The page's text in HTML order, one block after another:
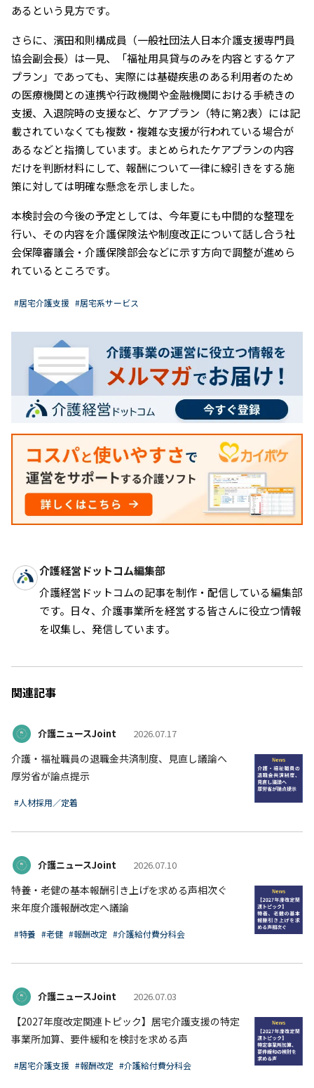
あるという見方です。
さらに、濱田和則構成員（一般社団法人日本介護支援専門員
協会副会長）は一見、「福祉用具貸与のみを内容とするケア
プラン」であっても、実際には基礎疾患のある利用者のため
の医療機関との連携や行政機関や金融機関における手続きの
支援、入退院時の支援など、ケアプラン（特に第2表）には記
載されていなくても複数・複雑な支援が行われている場合が
あるなどと指摘しています。まとめられたケアプランの内容
だけを判断材料にして、報酬について一律に線引きをする施
策に対しては明確な懸念を示しました。
本検討会の今後の予定としては、今年夏にも中間的な整理を
行い、その内容を介護保険法や制度改正について話し合う社
会保障審議会・介護保険部会などに示す方向で調整が進めら
れているところです。
#居宅介護支援 #居宅系サービス
介護経営ドットコム編集部
介護経営ドットコムの記事を制作・配信している編集部
です。日々、介護事業所を経営する皆さんに役立つ情報
を収集し、発信しています。
関連記事
介護ニュースJoint 2026.07.17
介護・福祉職員の退職金共済制度、見直し議論へ
厚労省が論点提示
#人材採用／定着
介護ニュースJoint 2026.07.10
特養・老健の基本報酬引き上げを求める声相次ぐ
来年度介護報酬改定へ議論
#特養 #老健 #報酬改定 #介護給付費分科会
介護ニュースJoint 2026.07.03
【2027年度改定関連トピック】居宅介護支援の特定
事業所加算、要件緩和を検討を求める声
#居宅介護支援 #報酬改定 #介護給付費分科会